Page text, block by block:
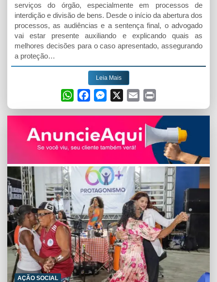
serviços do órgão, especialmente em processos de
interdição e divisão de bens. Desde o início da abertura dos
processos, as audiências e a sentença final, o advogado
vai estar presente auxiliando e explicando quais as
melhores decisões para o caso apresentado, assegurando
a proteção…
W
h
t
s
p
a
e
b
o
k
e
s
e
g
e
r
m
i
r
i
n
t
Leia Mais
AÇÃO SOCIAL